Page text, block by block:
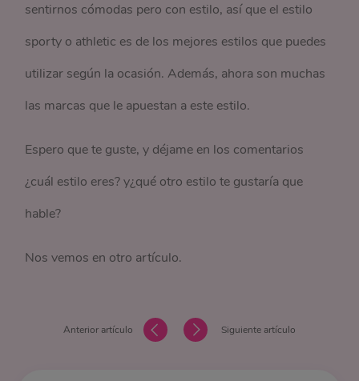
sentirnos cómodas pero con estilo, así que el estilo
sporty o athletic es de los mejores estilos que puedes
utilizar según la ocasión. Además, ahora son muchas
las marcas que le apuestan a este estilo.
Espero que te guste, y déjame en los comentarios
¿cuál estilo eres? y¿qué otro estilo te gustaría que
hable?
Nos vemos en otro artículo.
Anterior artículo Siguiente artículo